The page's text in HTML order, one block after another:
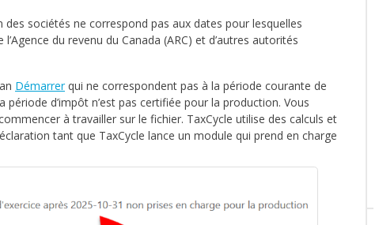
des sociétés ne correspond pas aux dates pour lesquelles
du revenu du Canada (ARC) et d’autres autorités
Démarrerqui ne correspondent pas à la période courante de
d’impôt n’est pas certifiée pour la production. Vous
à travailler sur le fichier. TaxCycle utilise des calculs et
tant que TaxCycle lance un module qui prend en charge